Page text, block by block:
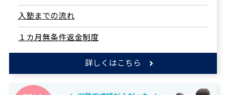
入塾までの流れ
１カ月無条件返金制度
詳しくはこちら